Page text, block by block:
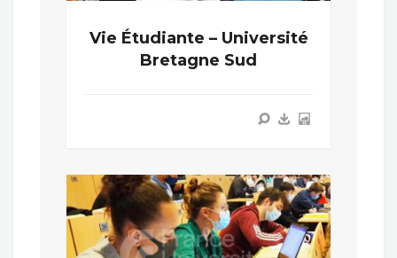
Vie Étudiante – Université
Bretagne Sud